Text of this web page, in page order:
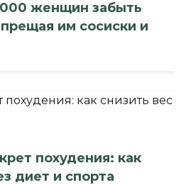
000 женщин забыть
им сосиски и
похудения: как
диет и спорта